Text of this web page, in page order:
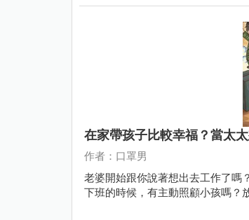
在家帶孩子比較幸福？當太
作者：口罩男
老婆開始跟你說著想出去工作了嗎
下班的時候，有主動照顧小孩嗎？